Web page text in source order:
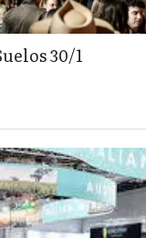
30/1